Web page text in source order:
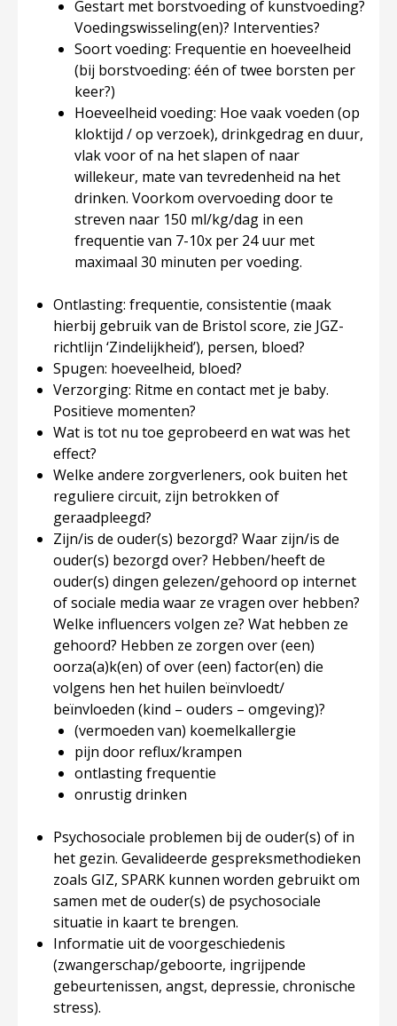
Gestart met borstvoeding of kunstvoeding?
Voedingswisseling(en)? Interventies?
Soort voeding: Frequentie en hoeveelheid
(bij borstvoeding: één of twee borsten per
keer?)
Hoeveelheid voeding: Hoe vaak voeden (op
kloktijd / op verzoek), drinkgedrag en duur,
vlak voor of na het slapen of naar
willekeur, mate van tevredenheid na het
drinken. Voorkom overvoeding door te
streven naar 150 ml/kg/dag in een
frequentie van 7-10x per 24 uur met
maximaal 30 minuten per voeding.
Ontlasting: frequentie, consistentie (maak
hierbij gebruik van de Bristol score, zie JGZ-
richtlijn ‘Zindelijkheid’), persen, bloed?
Spugen: hoeveelheid, bloed?
Verzorging: Ritme en contact met je baby.
Positieve momenten?
Wat is tot nu toe geprobeerd en wat was het
effect?
Welke andere zorgverleners, ook buiten het
reguliere circuit, zijn betrokken of
geraadpleegd?
Zijn/is de ouder(s) bezorgd? Waar zijn/is de
ouder(s) bezorgd over? Hebben/heeft de
ouder(s) dingen gelezen/gehoord op internet
of sociale media waar ze vragen over hebben?
Welke influencers volgen ze? Wat hebben ze
gehoord? Hebben ze zorgen over (een)
oorza(a)k(en) of over (een) factor(en) die
volgens hen het huilen beïnvloedt/
beïnvloeden (kind – ouders – omgeving)?
(vermoeden van) koemelkallergie
pijn door reflux/krampen
ontlasting frequentie
onrustig drinken
Psychosociale problemen bij de ouder(s) of in
het gezin. Gevalideerde gespreksmethodieken
zoals GIZ, SPARK kunnen worden gebruikt om
samen met de ouder(s) de psychosociale
situatie in kaart te brengen.
Informatie uit de voorgeschiedenis
(zwangerschap/geboorte, ingrijpende
gebeurtenissen, angst, depressie, chronische
stress).